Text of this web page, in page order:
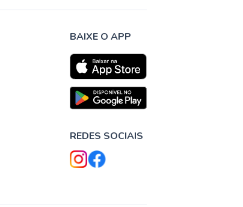
BAIXE O APP
REDES SOCIAIS